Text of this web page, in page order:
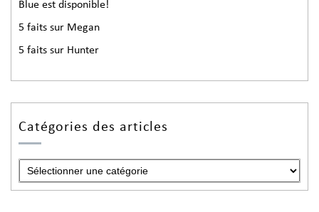
Blue est disponible!
5 faits sur Megan
5 faits sur Hunter
Catégories des articles